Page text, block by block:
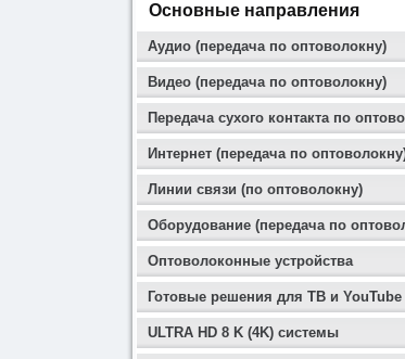
Основные направления
Аудио (передача по оптоволокну)
Видео (передача по оптоволокну)
Передача сухого контакта по
Интернет (передача по
Линии связи (по оптоволокну)
Оборудование (передача по
Оптоволоконные устройства
Готовые решения для ТВ и YouTube
ULTRA HD 8 K (4K) системы